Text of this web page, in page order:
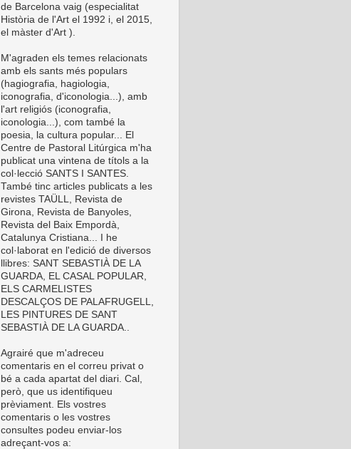
de Barcelona vaig (especialitat
Història de l'Art el 1992 i, el 2015,
el màster d'Art ).
M'agraden els temes relacionats
amb els sants més populars
(hagiografia, hagiologia,
iconografia, d'iconologia...), amb
l'art religiós (iconografia,
iconologia...), com també la
poesia, la cultura popular... El
Centre de Pastoral Litúrgica m'ha
publicat una vintena de títols a la
col·lecció SANTS I SANTES.
També tinc articles publicats a les
revistes TAÜLL, Revista de
Girona, Revista de Banyoles,
Revista del Baix Empordà,
Catalunya Cristiana... I he
col·laborat en l'edició de diversos
llibres: SANT SEBASTIÀ DE LA
GUARDA, EL CASAL POPULAR,
ELS CARMELISTES
DESCALÇOS DE PALAFRUGELL,
LES PINTURES DE SANT
SEBASTIÀ DE LA GUARDA..
Agrairé que m'adreceu
comentaris en el correu privat o
bé a cada apartat del diari. Cal,
però, que us identifiqueu
prèviament. Els vostres
comentaris o les vostres
consultes podeu enviar-los
adreçant-vos a: